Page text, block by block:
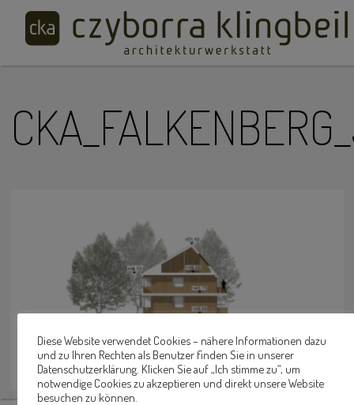
Diese Website verwendet Cookies – nähere Informationen dazu
und zu Ihren Rechten als Benutzer finden Sie in unserer
Datenschutzerklärung. Klicken Sie auf „Ich stimme zu“, um
notwendige Cookies zu akzeptieren und direkt unsere Website
besuchen zu können.